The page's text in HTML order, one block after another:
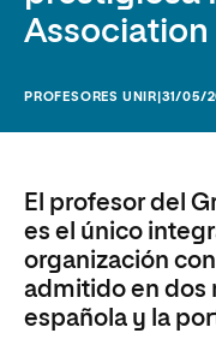
Association
PROFESORES UNIR |31/05/
El profesor del
es el único
organización
admitido en dos
española y la